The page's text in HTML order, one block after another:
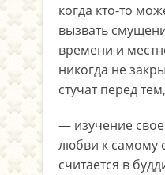
когда кто-то
вызвать
времени и
никогда не
стучат перед
— изучение
любви к самому
считается в